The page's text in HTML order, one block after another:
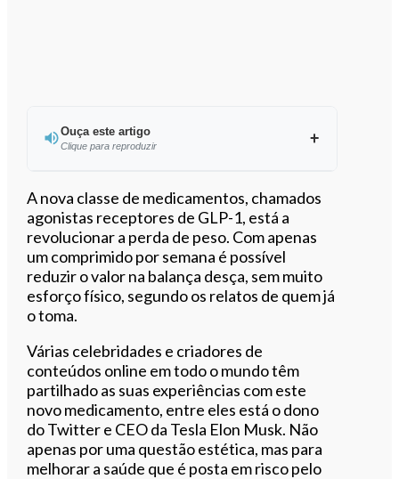
Ouça este artigo
Clique para reproduzir
Ouvir este artigo
A nova classe de medicamentos, chamados
agonistas receptores de GLP-1, está a
revolucionar a perda de peso. Com apenas
um comprimido por semana é possível
reduzir o valor na balança desça, sem muito
esforço físico, segundo os relatos de quem já
o toma.
Várias celebridades e criadores de
conteúdos online em todo o mundo têm
partilhado as suas experiências com este
novo medicamento, entre eles está o dono
do Twitter e CEO da Tesla Elon Musk. Não
apenas por uma questão estética, mas para
melhorar a saúde que é posta em risco pelo